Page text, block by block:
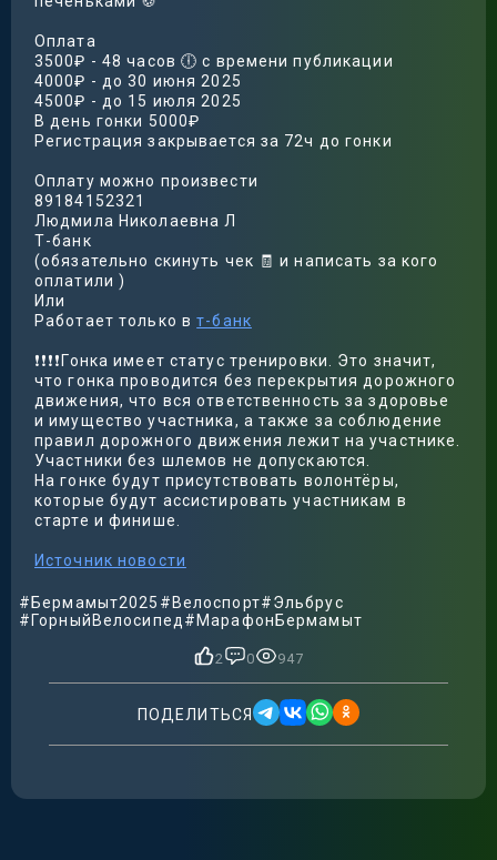
Оплата
3500₽ - 48 часов 🕕 с времени публикации
4000₽ - до 30 июня 2025
4500₽ - до 15 июля 2025
В день гонки 5000₽
Регистрация закрывается за 72ч до гонки
Оплату можно произвести
89184152321
Людмила Николаевна Л
Т-банк
(обязательно скинуть чек 🧾 и написать за кого
оплатили )
Или
Работает только вт-банк
❗️❗️❗️❗️Гонка имеет статус тренировки. Это значит,
что гонка проводится без перекрытия дорожного
движения, что вся ответственность за здоровье
и имущество участника, а также за соблюдение
правил дорожного движения лежит на участнике.
Участники без шлемов не допускаются.
На гонке будут присутствовать волонтёры,
которые будут ассистировать участникам в
старте и финише.
Источник новости
#Бермамыт2025 #Велоспорт#Эльбрус
#ГорныйВелосипед#МарафонБермамыт
2 0 947
ПОДЕЛИТЬСЯ